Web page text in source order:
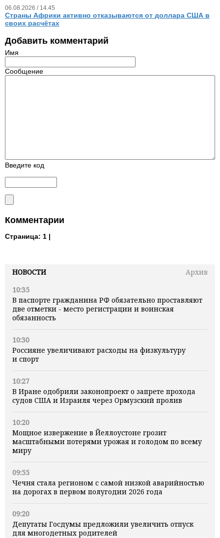
НОВОСТИ
Архив
10:35
В паспорте гражданина РФ обязательно проставляют
две отметки - место регистрации и воинская
обязанность
10:30
Россияне увеличивают расходы на физкультуру
и спорт
10:27
В Иране одобрили законопроект о запрете прохода
судов США и Израиля через Ормузский пролив
10:20
Мощное извержение в Йеллоустоне грозит
масштабными потерями урожая и голодом по всему
миру
09:55
Чечня стала регионом с самой низкой аварийностью
на дорогах в первом полугодии 2026 года
09:20
Депутаты Госдумы предложили увеличить отпуск
для многодетных родителей
06.08.2026 / 14.45
Страны Африки активно отказываются от доллара США в
своих расчётах
Добавить комментарий
Имя
Сообщение
Введите код
Комментарии
Страница: 1 |